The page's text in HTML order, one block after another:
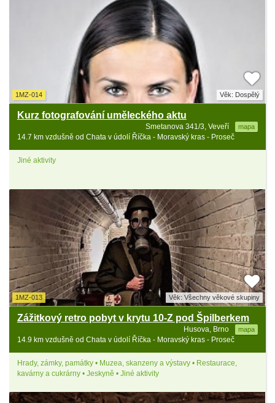
1MZ-014 Věk: Dospělý
Kurz fotografování uměleckého aktu
Smetanova 341/3, Veveří mapa
14.7 km vzdušně od Chata v údolí Říčka - Moravský kras - Proseč
Jiné aktivity
1MZ-013 Věk: Všechny věkové skupiny
Zážitkový retro pobyt v krytu 10-Z pod Špilberkem
Husova, Brno mapa
14.9 km vzdušně od Chata v údolí Říčka - Moravský kras - Proseč
Hrady, zámky, památky • Muzea, skanzeny a výstavy • Restaurace,
kavárny a cukrárny • Jeskyně • Jiné aktivity